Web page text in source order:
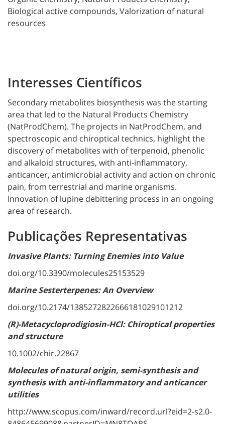
Biological active compounds, Valorization of natural
resources
Interesses Científicos
Secondary metabolites biosynthesis was the starting
area that led to the Natural Products Chemistry
(NatProdChem). The projects in NatProdChem, and
spectroscopic and chiroptical technics, highlight the
discovery of metabolites with of terpenoid, phenolic
and alkaloid structures, with anti-inflammatory,
anticancer, antimicrobial activity and action on chronic
pain, from terrestrial and marine organisms.
Innovation of lupine debittering process in an ongoing
area of research.
Publicações Representativas
Invasive Plants: Turning Enemies into Value
doi.org/10.3390/molecules25153529
Marine Sesterterpenes: An Overview
doi.org/10.2174/1385272822666181029101212
(R)-Metacycloprodigiosin-HCl: Chiroptical properties
and structure
10.1002/chir.22867
Molecules of natural origin, semi-synthesis and
synthesis with anti-inflammatory and anticancer
utilities
http://www.scopus.com/inward/record.url?eid=2-s2.0-